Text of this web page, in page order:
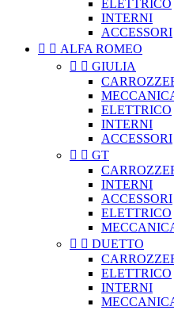
ELETTRICO
INTERNI
ACCESSORI
  ALFA ROMEO
  GIULIA
ELETTRICO
INTERNI
ACCESSORI
  GT
INTERNI
ACCESSORI
ELETTRICO
  DUETTO
ELETTRICO
INTERNI